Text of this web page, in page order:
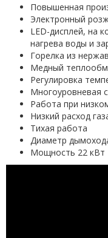
Повышенная
Электронный
LED-дисплей, на
нагрева воды и
Горелка из
Медный
Регулировка
Многоуровневая
Работа при
Низкий расход
Тихая работа
Диаметр
Мощность 22 кВт